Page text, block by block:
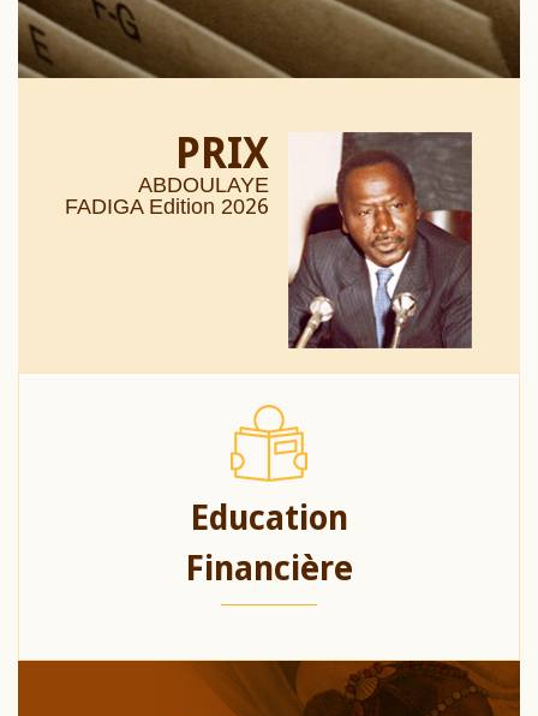
PRIX
ABDOULAYE
FADIGA Edition 2026
Education
Financière